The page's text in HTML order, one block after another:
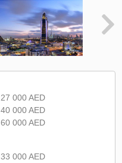
27 000 AED
40 000 AED
60 000 AED
33 000 AED